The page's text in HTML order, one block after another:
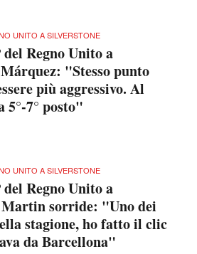
UNITO A SILVERSTONE
Regno Unito a
"Stesso punto
più aggressivo. Al
5°-7° posto"
UNITO A SILVERSTONE
Regno Unito a
Martin sorride: "Uno dei
stagione, ho fatto il clic
da Barcellona"